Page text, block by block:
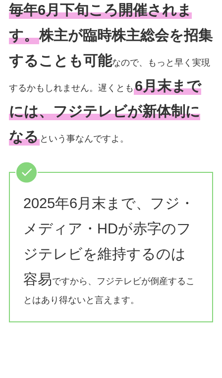
毎年6月下旬ころ開催されま
す。株主が臨時株主総会を招集
することも可能なので、もっと早く実現
するかもしれません。遅くとも 6月末まで
には、フジテレビが新体制に
なるという事なんですよ。
2025年6月末まで、フジ・
メディア・HDが赤字のフ
ジテレビを維持するのは
容易ですから、フジテレビが倒産するこ
とはあり得ないと言えます。